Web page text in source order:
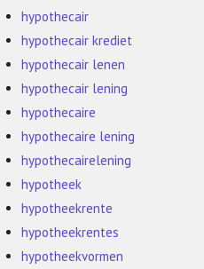
hypothecair
hypothecair krediet
hypothecair lenen
hypothecair lening
hypothecaire
hypothecaire lening
hypothecairelening
hypotheek
hypotheekrente
hypotheekrentes
hypotheekvormen